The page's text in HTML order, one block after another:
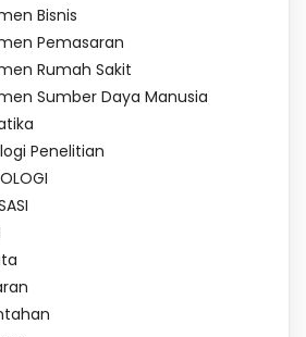
Bisnis
Pemasaran
Rumah Sakit
Sumber Daya Manusia
Penelitian